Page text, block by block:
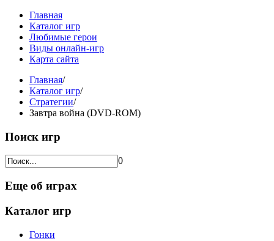
Главная
Каталог игр
Любимые герои
Виды онлайн-игр
Карта сайта
Главная/
Каталог игр/
Стратегии/
Завтра война (DVD-ROM)
Поиск игр
0
Еще об играх
Каталог игр
Гонки